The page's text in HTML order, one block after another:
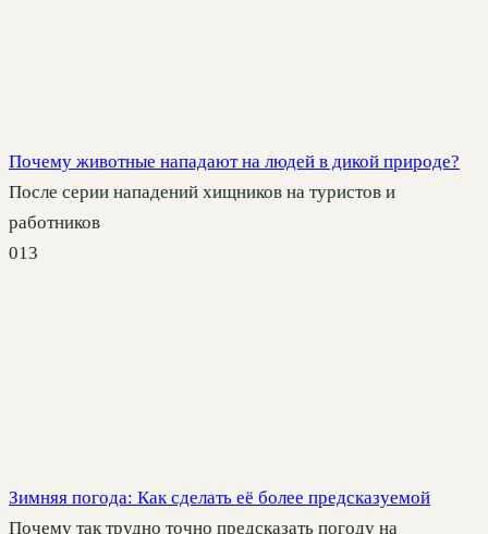
Почему животные нападают на людей в дикой природе?
После серии нападений хищников на туристов и
работников
013
Зимняя погода: Как сделать её более предсказуемой
Почему так трудно точно предсказать погоду на